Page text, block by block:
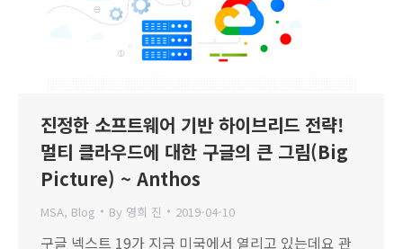
진정한 소프트웨어 기반 하이브리드 전략!
멀티 클라우드에 대한 구글의 큰 그림(Big
Picture) ~ Anthos
MSA, Blog By 영희 진 2019-04-10
구글 넥스트 19가 지금 미국에서 열리고 있는데요 관